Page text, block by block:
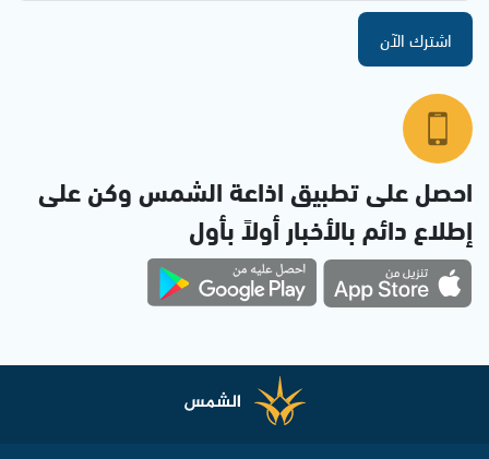
اشترك الآن
احصل على تطبيق اذاعة الشمس وكن على
إطلاع دائم بالأخبار أولاً بأول